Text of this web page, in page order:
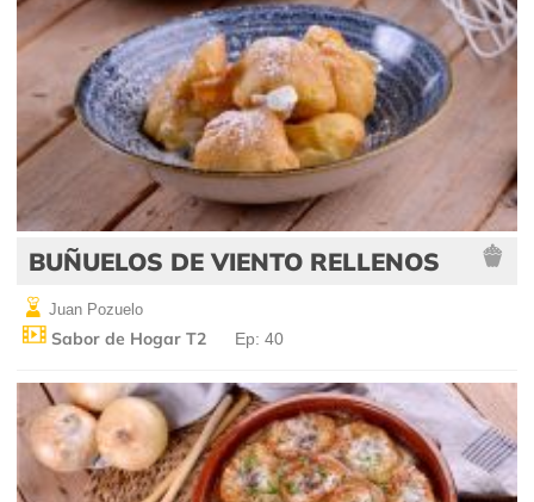
BUÑUELOS DE VIENTO RELLENOS
Juan Pozuelo
Sabor de Hogar T2 Ep: 40